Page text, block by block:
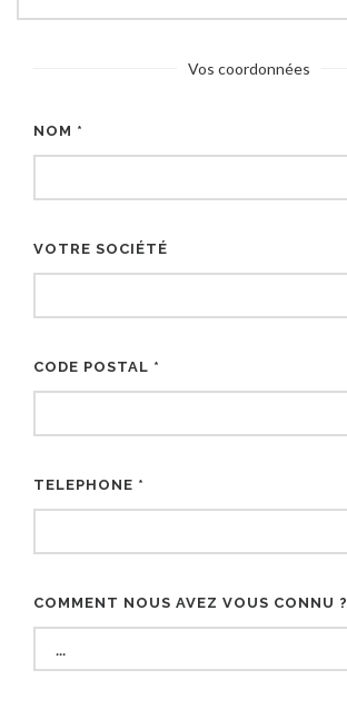
Vos coordonnées
NOM *
VOTRE SOCIÉTÉ
CODE POSTAL *
TELEPHONE *
COMMENT NOUS AVEZ VOUS CONNU ?